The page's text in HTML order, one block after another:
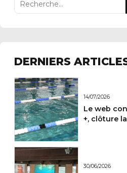
DERNIERS
14/07/2026
Le web
+, clôture
30/06/2026